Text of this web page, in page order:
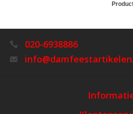
020-6938886